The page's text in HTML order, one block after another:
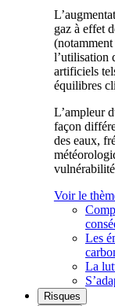
gaz à effet
l’utilisation
artificiels
équilibres
L’ampleur
façon
des eaux,
Voir le
Les
La
Risques